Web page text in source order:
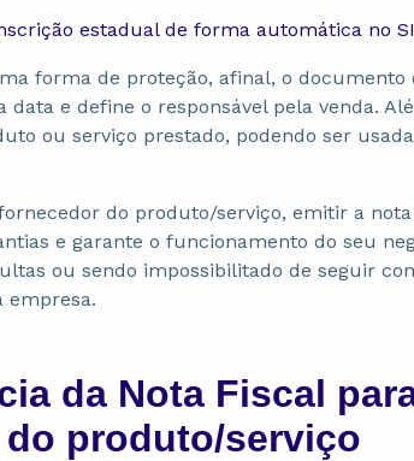
estadual de forma automática no
forma de proteção, afinal, o documento
data e define o responsável pela venda.
ou serviço prestado, podendo ser
do produto/serviço, emitir a
e garante o funcionamento do seu
ou sendo impossibilitado de seguir
empresa.
da Nota Fiscal
produto/serviço